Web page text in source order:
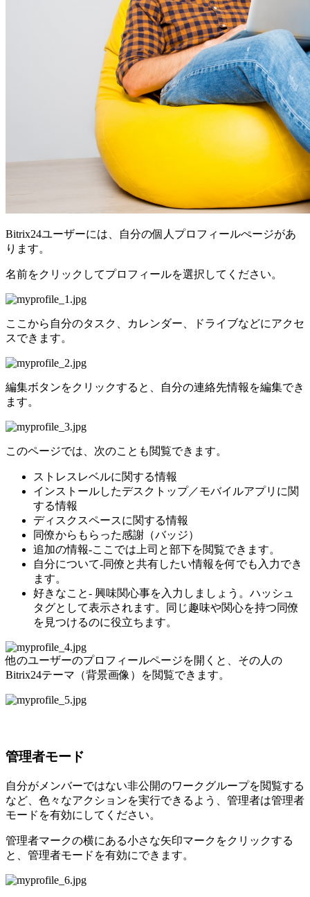
Bitrix24ユーザーには、自分の個人プロフィールぺージがあ
ります。
名前をクリックしてプロフィールを選択してください。
ここから自分のタスク、カレンダー、ドライブなどにアクセ
スできます。
編集ボタンをクリックすると、自分の連絡先情報を編集でき
ます。
このページでは、次のことも閲覧できます。
ストレスレベルに関する情報
インストールしたデスクトップ／モバイルアプリに関
する情報
ディスクスペースに関する情報
同僚からもらった感謝（バッジ）
追加の情報‐ここでは上司と部下を閲覧できます。
自分について‐同僚と共有したい情報を何でも入力でき
ます。
好きなこと‐ 興味関心事を入力しましょう。ハッシュ
タグとして表示されます。同じ趣味や関心を持つ同僚
を見つけるのに役立ちます。
他のユーザーのプロフィールページを開くと、その人の
Bitrix24テーマ（背景画像）を閲覧できます。
管理者モード
自分がメンバーではない非公開のワークグループを閲覧する
など、色々なアクションを実行できるよう、管理者は管理者
モードを有効にしてください。
管理者マークの横にある小さな矢印マークをクリックする
と、管理者モードを有効にできます。